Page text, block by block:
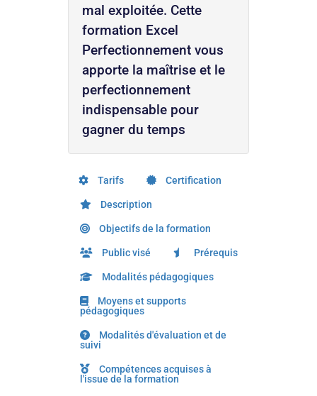
mal exploitée. Cette
formation Excel
Perfectionnement vous
apporte la maîtrise et le
perfectionnement
indispensable pour
gagner du temps
Tarifs Certification
Description
Objectifs de la formation
Public visé Prérequis
Modalités pédagogiques
Moyens et supports
pédagogiques
Modalités d'évaluation et de
suivi
Compétences acquises à
l'issue de la formation